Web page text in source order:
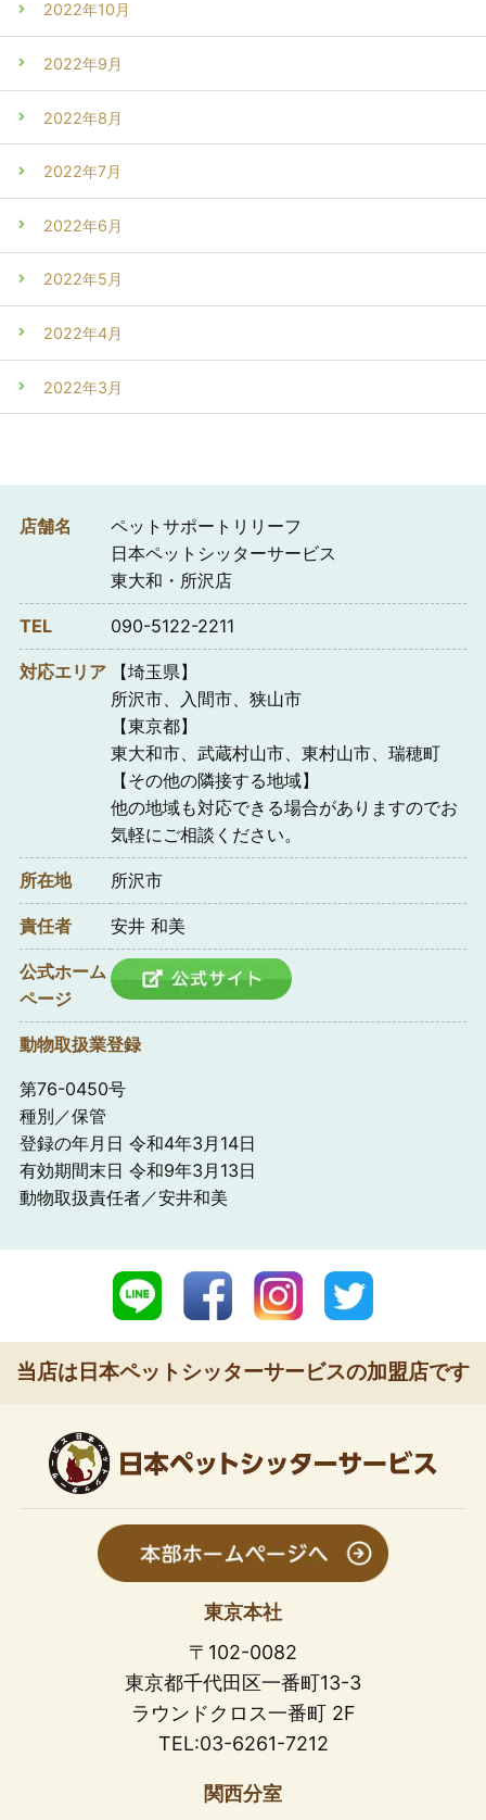
2022年10月
2022年9月
2022年8月
2022年7月
2022年6月
2022年5月
2022年4月
2022年3月
店舗名
ペットサポートリリーフ
日本ペットシッターサービス
東大和・所沢店
TEL 090-5122-2211
対応エリア
【埼玉県】
所沢市、入間市、狭山市
【東京都】
東大和市、武蔵村山市、東村山市、瑞穂町
【その他の隣接する地域】
他の地域も対応できる場合がありますのでお
気軽にご相談ください。
所在地 所沢市
責任者 安井 和美
公式ホーム
ページ
動物取扱業登録
第76-0450号
種別／保管
登録の年月日 令和4年3月14日
有効期間末日 令和9年3月13日
動物取扱責任者／安井和美
当店は日本ペットシッターサービスの加盟店です
東京本社
〒102-0082
東京都千代田区一番町13-3
ラウンドクロス一番町 2F
TEL:03-6261-7212
関西分室